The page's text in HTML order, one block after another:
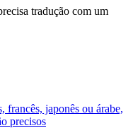
tradução com um
francês, japonês ou árabe,
precisos